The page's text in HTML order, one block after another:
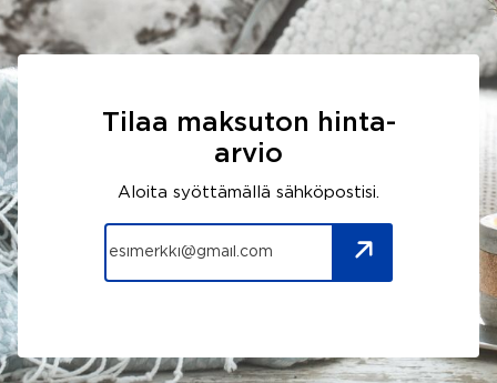
Tilaa maksuton hinta-
arvio
Aloita syöttämällä sähköpostisi.